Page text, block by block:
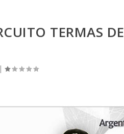
TERMAS DE
|